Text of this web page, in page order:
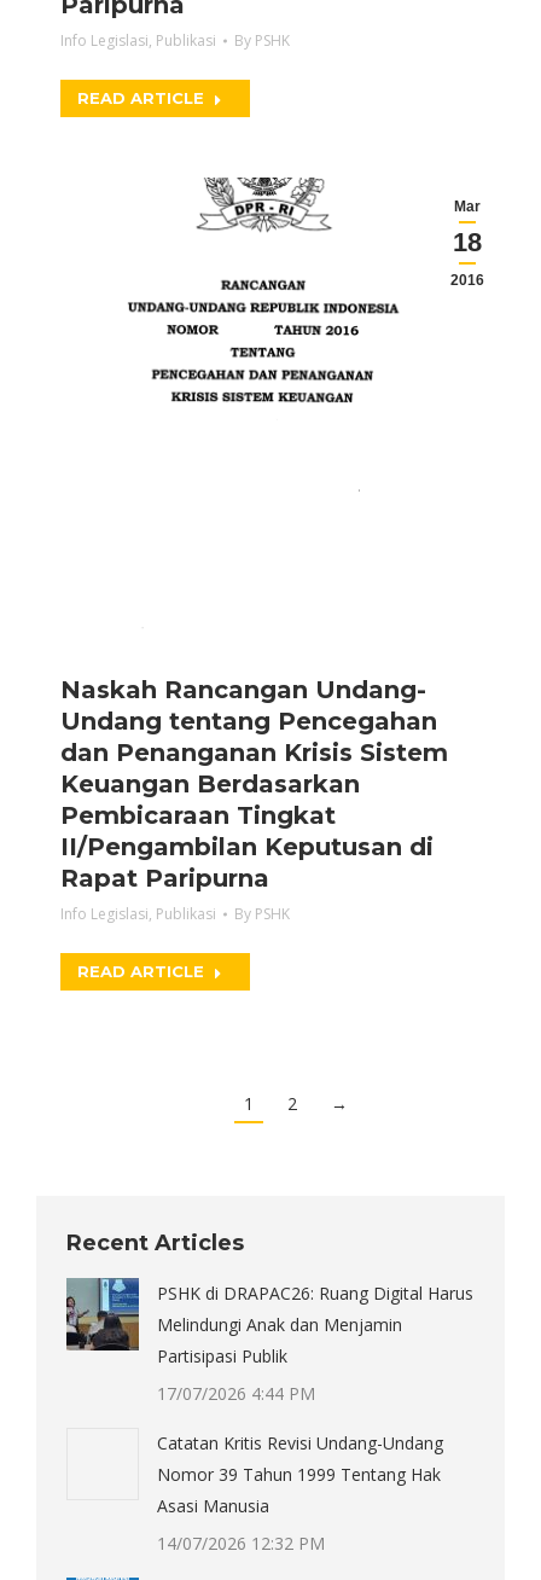
Info Legislasi, Publikasi By PSHK
READ ARTICLE
Mar
18
2016
Naskah Rancangan Undang-
Undang tentang Pencegahan
dan Penanganan Krisis Sistem
Keuangan Berdasarkan
Pembicaraan Tingkat
II/Pengambilan Keputusan di
Rapat Paripurna
Info Legislasi, Publikasi By PSHK
READ ARTICLE
1 2 →
Recent Articles
PSHK di DRAPAC26: Ruang Digital Harus
Melindungi Anak dan Menjamin
Partisipasi Publik
17/07/2026 4:44 PM
Catatan Kritis Revisi Undang-Undang
Nomor 39 Tahun 1999 Tentang Hak
Asasi Manusia
14/07/2026 12:32 PM